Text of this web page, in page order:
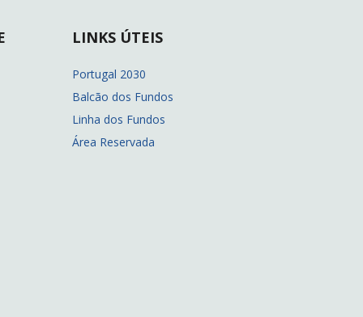
LINKS ÚTEIS
Portugal 2030
Balcão dos Fundos
Linha dos Fundos
Área Reservada